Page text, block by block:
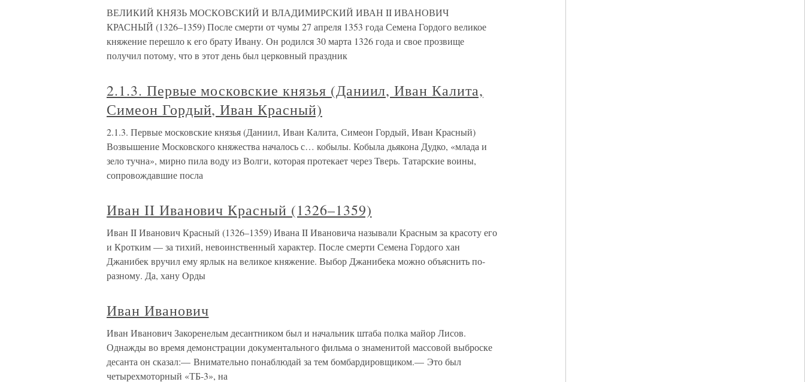
ВЕЛИКИЙ КНЯЗЬ МОСКОВСКИЙ И ВЛАДИМИРСКИЙ ИВАН II ИВАНОВИЧ
КРАСНЫЙ (1326–1359) После смерти от чумы 27 апреля 1353 года Семена Гордого великое
княжение перешло к его брату Ивану. Он родился 30 марта 1326 года и свое прозвище
получил потому, что в этот день был церковный праздник
2.1.3. Первые московские князья (Даниил, Иван Калита,
Симеон Гордый, Иван Красный)
2.1.3. Первые московские князья (Даниил, Иван Калита, Симеон Гордый, Иван Красный)
Возвышение Московского княжества началось с… кобылы. Кобыла дьякона Дудко, «млада и
зело тучна», мирно пила воду из Волги, которая протекает через Тверь. Татарские воины,
сопровождавшие посла
Иван II Иванович Красный (1326–1359)
Иван II Иванович Красный (1326–1359) Ивана II Ивановича называли Красным за красоту его
и Кротким — за тихий, невоинственный характер. После смерти Семена Гордого хан
Джанибек вручил ему ярлык на великое княжение. Выбор Джанибека можно объяснить по-
разному. Да, хану Орды
Иван Иванович
Иван Иванович Закоренелым десантником был и начальник штаба полка майор Лисов.
Однажды во время демонстрации документального фильма о знаменитой массовой выброске
десанта он сказал:— Внимательно понаблюдай за тем бомбардировщиком.— Это был
четырехмоторный «ТБ-3», на